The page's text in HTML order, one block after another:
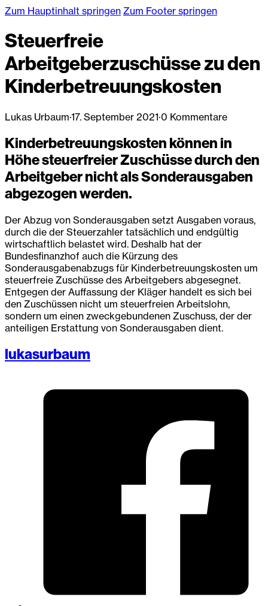
Zum Hauptinhalt springen Zum Footer springen
Steuerfreie
Arbeitgeberzuschüsse zu den
Kinderbetreuungskosten
Lukas Urbaum·17. September 2021·0 Kommentare
Kinderbetreuungskosten können in
Höhe steuerfreier Zuschüsse durch den
Arbeitgeber nicht als Sonderausgaben
abgezogen werden.
Der Abzug von Sonderausgaben setzt Ausgaben voraus,
durch die der Steuerzahler tatsächlich und endgültig
wirtschaftlich belastet wird. Deshalb hat der
Bundesfinanzhof auch die Kürzung des
Sonderausgabenabzugs für Kinderbetreuungskosten um
steuerfreie Zuschüsse des Arbeitgebers abgesegnet.
Entgegen der Auffassung der Kläger handelt es sich bei
den Zuschüssen nicht um steuerfreien Arbeitslohn,
sondern um einen zweckgebundenen Zuschuss, der der
anteiligen Erstattung von Sonderausgaben dient.
lukasurbaum